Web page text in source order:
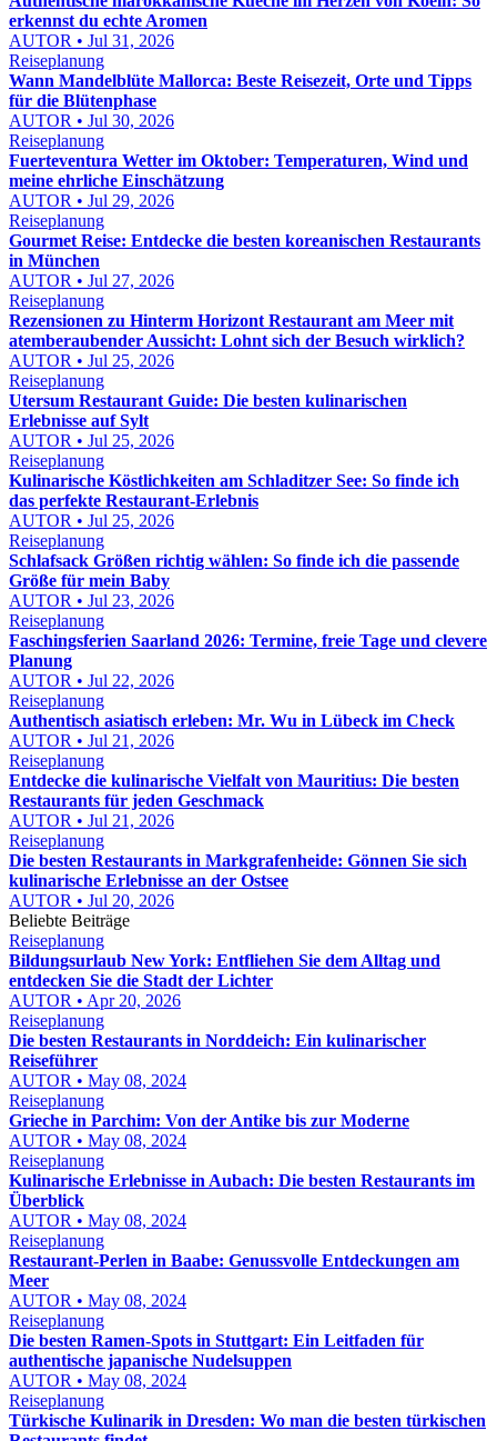
erkennst du echte Aromen
AUTOR • Jul 31, 2026
Reiseplanung
Wann Mandelblüte Mallorca: Beste Reisezeit, Orte und Tipps
für die Blütenphase
AUTOR • Jul 30, 2026
Reiseplanung
Fuerteventura Wetter im Oktober: Temperaturen, Wind und
meine ehrliche Einschätzung
AUTOR • Jul 29, 2026
Reiseplanung
Gourmet Reise: Entdecke die besten koreanischen Restaurants
in München
AUTOR • Jul 27, 2026
Reiseplanung
Rezensionen zu Hinterm Horizont Restaurant am Meer mit
atemberaubender Aussicht: Lohnt sich der Besuch wirklich?
AUTOR • Jul 25, 2026
Reiseplanung
Utersum Restaurant Guide: Die besten kulinarischen
Erlebnisse auf Sylt
AUTOR • Jul 25, 2026
Reiseplanung
Kulinarische Köstlichkeiten am Schladitzer See: So finde ich
das perfekte Restaurant-Erlebnis
AUTOR • Jul 25, 2026
Reiseplanung
Schlafsack Größen richtig wählen: So finde ich die passende
Größe für mein Baby
AUTOR • Jul 23, 2026
Reiseplanung
Faschingsferien Saarland 2026: Termine, freie Tage und clevere
Planung
AUTOR • Jul 22, 2026
Reiseplanung
Authentisch asiatisch erleben: Mr. Wu in Lübeck im Check
AUTOR • Jul 21, 2026
Reiseplanung
Entdecke die kulinarische Vielfalt von Mauritius: Die besten
Restaurants für jeden Geschmack
AUTOR • Jul 21, 2026
Reiseplanung
Die besten Restaurants in Markgrafenheide: Gönnen Sie sich
kulinarische Erlebnisse an der Ostsee
AUTOR • Jul 20, 2026
Beliebte Beiträge
Reiseplanung
Bildungsurlaub New York: Entfliehen Sie dem Alltag und
entdecken Sie die Stadt der Lichter
AUTOR • Apr 20, 2026
Reiseplanung
Die besten Restaurants in Norddeich: Ein kulinarischer
Reiseführer
AUTOR • May 08, 2024
Reiseplanung
Grieche in Parchim: Von der Antike bis zur Moderne
AUTOR • May 08, 2024
Reiseplanung
Kulinarische Erlebnisse in Aubach: Die besten Restaurants im
Überblick
AUTOR • May 08, 2024
Reiseplanung
Restaurant-Perlen in Baabe: Genussvolle Entdeckungen am
Meer
AUTOR • May 08, 2024
Reiseplanung
Die besten Ramen-Spots in Stuttgart: Ein Leitfaden für
authentische japanische Nudelsuppen
AUTOR • May 08, 2024
Reiseplanung
Türkische Kulinarik in Dresden: Wo man die besten türkischen